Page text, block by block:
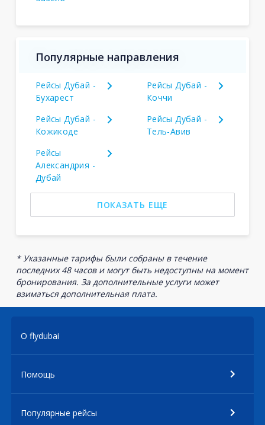
Популярные направления
Рейсы Дубай -
Бухарест
Рейсы Дубай -
Коччи
Рейсы Дубай -
Кожикоде
Рейсы Дубай -
Тель-Авив
Рейсы
Александрия -
Дубай
ПОКАЗАТЬ ЕЩЕ
* Указанные тарифы были собраны в течение
последних 48 часов и могут быть недоступны на момент
бронирования. За дополнительные услуги может
взиматься дополнительная плата.
О flydubai
Помощь
Популярные рейсы